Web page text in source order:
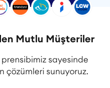
Mutlu Müşteriler
prensibimiz sayesinde
çözümleri sunuyoruz.